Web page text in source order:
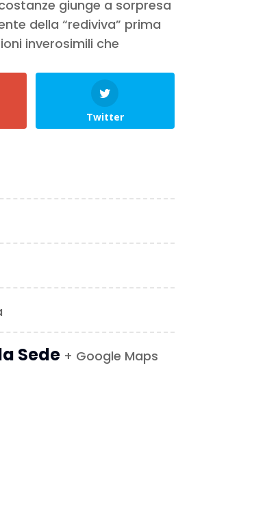
giunge a sorpresa
della “rediviva” prima
inverosimili che
Twitter
Sede + Google Maps